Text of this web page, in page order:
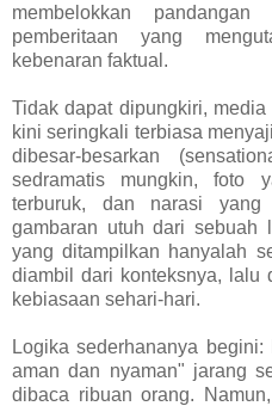
membelokkan
pemberitaan yang
kebenaran faktual.
Tidak dapat dipungkiri,
kini seringkali terbiasa
dibesar-besarkan
sedramatis mungkin, foto
terburuk, dan narasi yang
gambaran utuh dari sebuah
yang ditampilkan hanyalah
diambil dari konteksnya, lalu
kebiasaan sehari-hari.
Logika sederhananya
aman dan nyaman" jarang
dibaca ribuan orang.